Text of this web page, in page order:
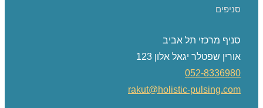
סניפים
סניף מרכזי תל אביב
אורין שפטלר יגאל אלון 123
052-8336980
rakut@holistic-pulsing.com